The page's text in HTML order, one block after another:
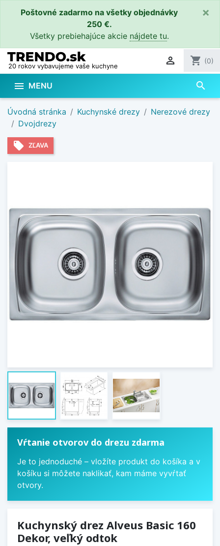
Poštovné zadarmo na všetky objednávky
250 €.
Všetky prebiehajúce akcie nájdete tu.
×
20 rokov vybavujeme vaše kuchyne  shopping_cart (0)
 MENU search
Úvodná stránka Kuchynské drezy
Nerezové drezy
Dvojdrezy
local_offer ZĽAVA
Vŕtanie otvorov do drezu zdarma
Je to jednoduché – vložíte produkt do košíka a v
košíku si môžete naklikať, kam máme vyvŕtať
otvory.
Kuchynský drez Alveus Basic 160
Dekor, veľký odtok